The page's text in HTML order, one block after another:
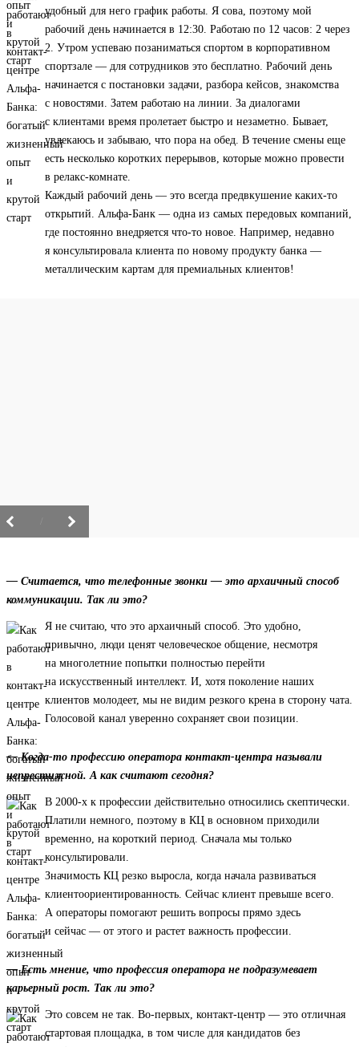
удобный для него график работы. Я сова, поэтому мой
рабочий день начинается в 12:30. Работаю по 12 часов: 2 через
2. Утром успеваю позаниматься спортом в корпоративном
спортзале — для сотрудников это бесплатно. Рабочий день
начинается с постановки задачи, разбора кейсов, знакомства
с новостями. Затем работаю на линии. За диалогами
с клиентами время пролетает быстро и незаметно. Бывает,
увлекаюсь и забываю, что пора на обед. В течение смены еще
есть несколько коротких перерывов, которые можно провести
в релакс-комнате.
Каждый рабочий день — это всегда предвкушение каких-то
открытий. Альфа-Банк — одна из самых передовых компаний,
где постоянно внедряется что-то новое. Например, недавно
я консультировала клиента по новому продукту банка —
металлическим картам для премиальных клиентов!
— Считается, что телефонные звонки — это архаичный способ
коммуникации. Так ли это?
Я не считаю, что это архаичный способ. Это удобно,
привычно, люди ценят человеческое общение, несмотря
на многолетние попытки полностью перейти
на искусственный интеллект. И, хотя поколение наших
клиентов молодеет, мы не видим резкого крена в сторону чата.
Голосовой канал уверенно сохраняет свои позиции.
— Когда-то профессию оператора контакт-центра называли
непрестижной. А как считают сегодня?
В 2000-х к профессии действительно относились скептически.
Платили немного, поэтому в КЦ в основном приходили
временно, на короткий период. Сначала мы только
консультировали.
Значимость КЦ резко выросла, когда начала развиваться
клиентоориентированность. Сейчас клиент превыше всего.
А операторы помогают решить вопросы прямо здесь
и сейчас — от этого и растет важность профессии.
— Есть мнение, что профессия оператора не подразумевает
карьерный рост. Так ли это?
Это совсем не так. Во-первых, контакт-центр — это отличная
стартовая площадка, в том числе для кандидатов без